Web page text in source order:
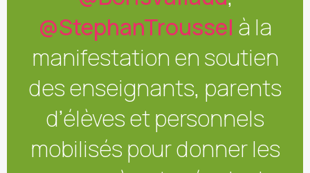
@StephanTroussel à la
manifestation en soutien
des enseignants, parents
d’élèves et personnels
mobilisés pour donner les